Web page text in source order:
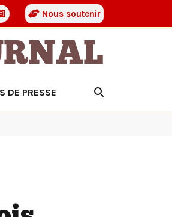
Nous soutenir
DE PRESSE